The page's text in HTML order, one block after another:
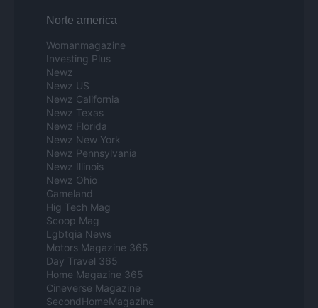
Norte america
Womanmagazine
Investing Plus
Newz
Newz US
Newz California
Newz Texas
Newz Florida
Newz New York
Newz Pennsylvania
Newz Illinois
Newz Ohio
Gameland
Hig Tech Mag
Scoop Mag
Lgbtqia News
Motors Magazine 365
Day Travel 365
Home Magazine 365
Cineverse Magazine
SecondHomeMagazine